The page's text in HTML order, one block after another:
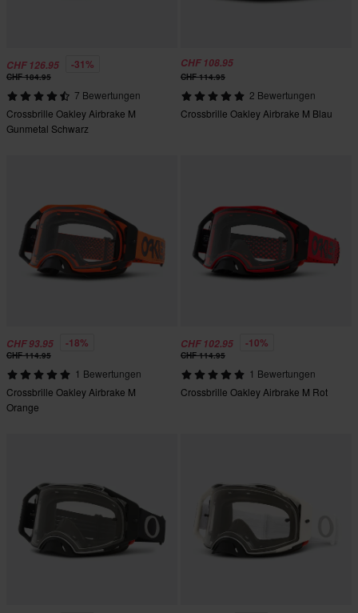
CHF 126.95 -31%
CHF 184.95
7 Bewertungen
Crossbrille Oakley Airbrake M
Gunmetal Schwarz
CHF 108.95
CHF 114.95
2 Bewertungen
Crossbrille Oakley Airbrake M Blau
CHF 93.95 -18%
CHF 114.95
1 Bewertungen
Crossbrille Oakley Airbrake M
Orange
CHF 102.95 -10%
CHF 114.95
1 Bewertungen
Crossbrille Oakley Airbrake M Rot